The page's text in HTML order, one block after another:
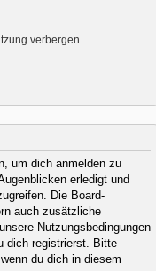
verbergen
um dich anmelden zu
erledigt und
Die Board-
auch zusätzliche
Nutzungsbedingungen
dich registrierst. Bitte
du dich in diesem